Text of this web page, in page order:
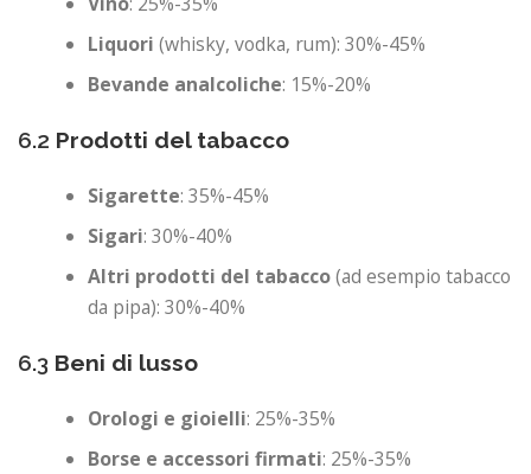
Liquori (whisky, vodka, rum): 30%-45%
Bevande analcoliche: 15%-20%
6.2 Prodotti del tabacco
Sigarette: 35%-45%
Sigari: 30%-40%
Altri prodotti del tabacco(ad esempio tabacco
da pipa): 30%-40%
6.3 Beni di lusso
Orologi e gioielli: 25%-35%
Borse e accessori firmati: 25%-35%